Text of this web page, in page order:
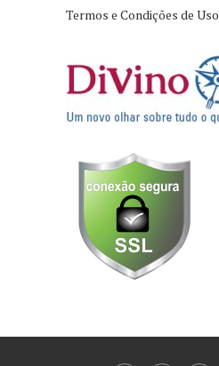
Termos e Condições de Uso